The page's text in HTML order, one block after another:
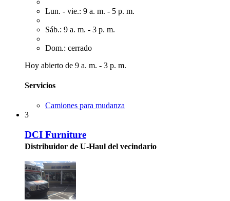
Lun. - vie.: 9 a. m. - 5 p. m.
Sáb.: 9 a. m. - 3 p. m.
Dom.: cerrado
Hoy abierto de 9 a. m. - 3 p. m.
Servicios
Camiones para mudanza
3
DCI Furniture
Distribuidor de U-Haul del vecindario